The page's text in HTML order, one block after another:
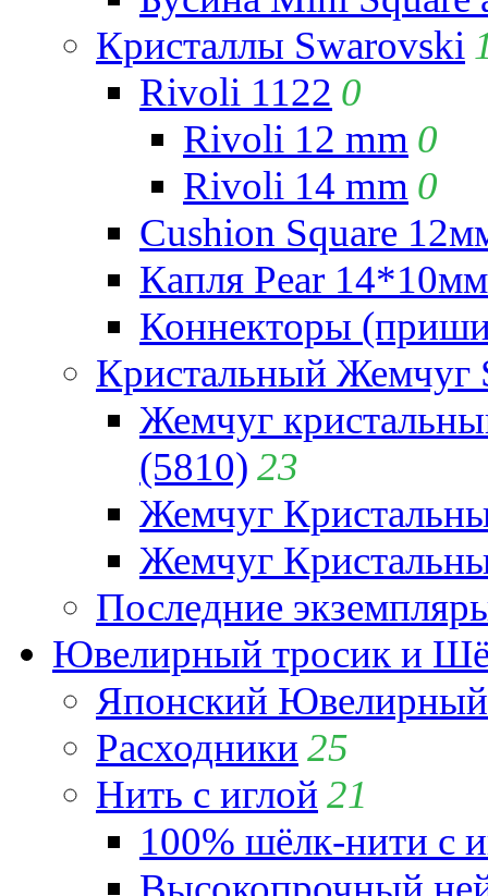
Кристаллы Swarovski
Rivoli 1122 0
Rivoli 12 mm 0
Rivoli 14 mm 0
Cushion Square
Капля Pear
Коннекторы
Кристальный Жемчуг
Жемчуг
(5810) 23
Жемчуг
Жемчуг
Последние
Ювелирный тросик и
Японский
Расходники 25
Нить с иглой 21
100% шёлк-нити с